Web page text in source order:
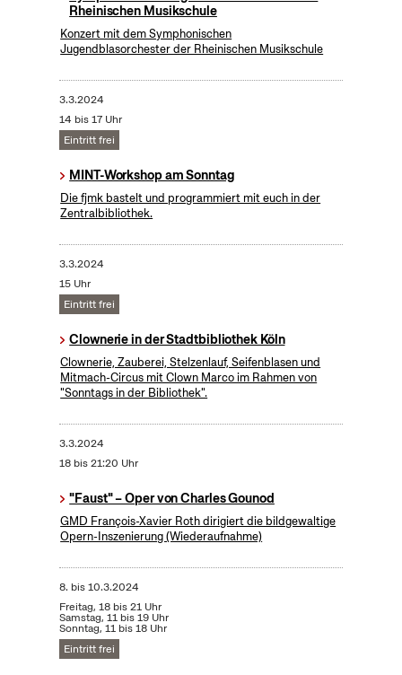
Rheinischen Musikschule
Konzert mit dem Symphonischen
Jugendblasorchester der Rheinischen Musikschule
3.3.2024
14 bis 17 Uhr
Eintritt frei
MINT-Workshop am Sonntag
Die fjmk bastelt und programmiert mit euch in der
Zentralbibliothek.
3.3.2024
15 Uhr
Eintritt frei
Clownerie in der Stadtbibliothek Köln
Clownerie, Zauberei, Stelzenlauf, Seifenblasen und
Mitmach-Circus mit Clown Marco im Rahmen von
"Sonntags in der Bibliothek".
3.3.2024
18 bis 21:20 Uhr
"Faust" – Oper von Charles Gounod
GMD François-Xavier Roth dirigiert die bildgewaltige
Opern-Inszenierung (Wiederaufnahme)
8. bis10.3.2024
Freitag, 18 bis 21 Uhr
Samstag, 11 bis 19 Uhr
Sonntag, 11 bis 18 Uhr
Eintritt frei